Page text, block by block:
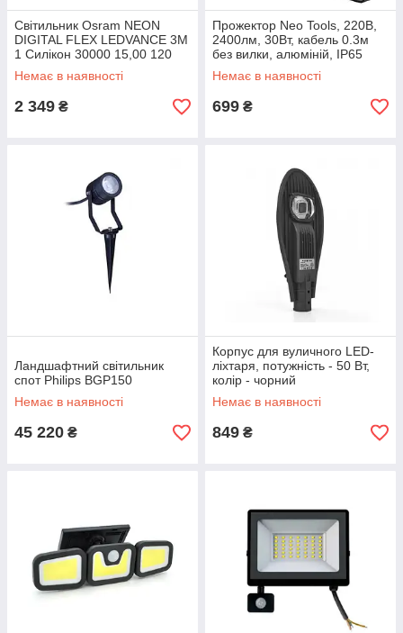
Світильник Osram NEON
DIGITAL FLEX LEDVANCE 3M
1 Силікон 30000 15,00 120
A++/A+/A 160 IP44 15000
Немає в наявності
2 349 ₴
Прожектор Neo Tools, 220В,
2400лм, 30Вт, кабель 0.3м
без вилки, алюміній, IP65
Немає в наявності
699 ₴
Ландшафтний світильник
спот Philips BGP150
Немає в наявності
45 220 ₴
Корпус для вуличного LED-
ліхтаря, потужність - 50 Вт,
колір - чорний
Немає в наявності
849 ₴